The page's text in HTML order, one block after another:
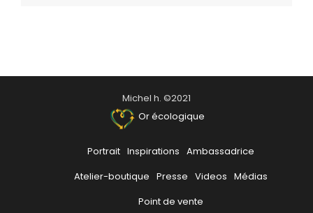
Michel h. ©2021
Or écologique
Portrait Inspirations Ambassadrice
Atelier-boutique Presse Videos Médias
Point de vente